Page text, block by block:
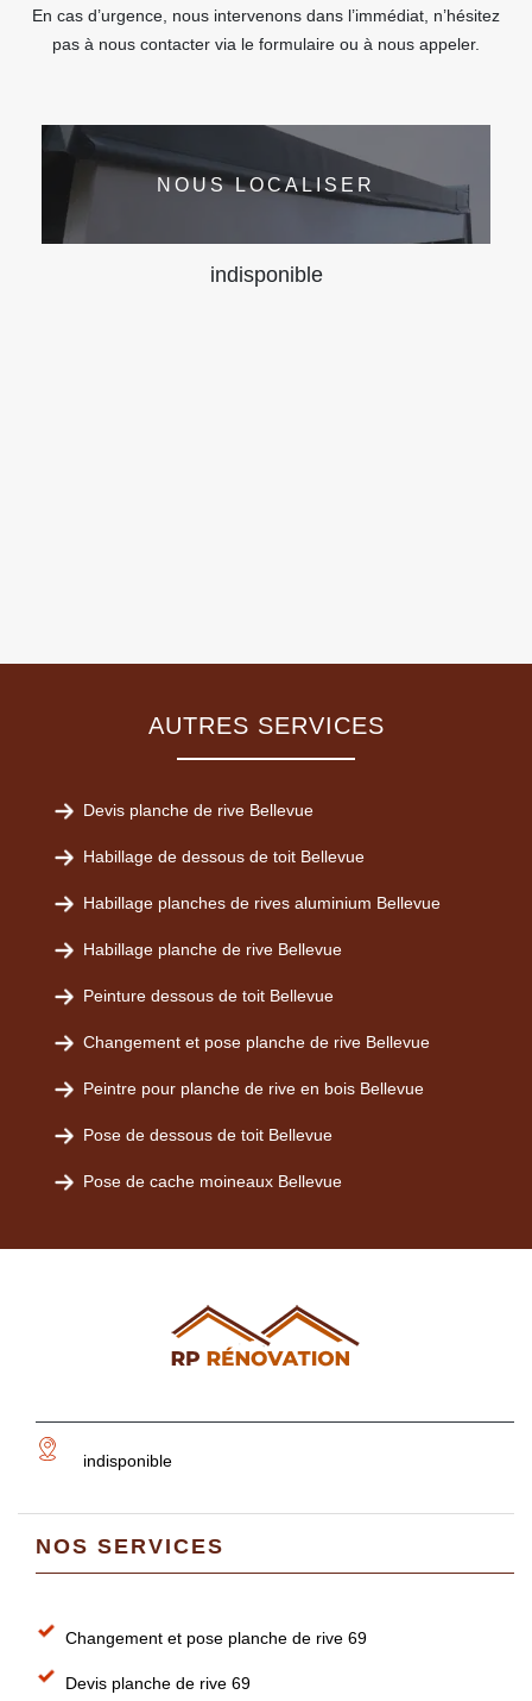
En cas d’urgence, nous intervenons dans l’immédiat, n’hésitez
pas à nous contacter via le formulaire ou à nous appeler.
NOUS LOCALISER
indisponible
AUTRES SERVICES
Devis planche de rive Bellevue
Habillage de dessous de toit Bellevue
Habillage planches de rives aluminium Bellevue
Habillage planche de rive Bellevue
Peinture dessous de toit Bellevue
Changement et pose planche de rive Bellevue
Peintre pour planche de rive en bois Bellevue
Pose de dessous de toit Bellevue
Pose de cache moineaux Bellevue
indisponible
NOS SERVICES
Changement et pose planche de rive 69
Devis planche de rive 69